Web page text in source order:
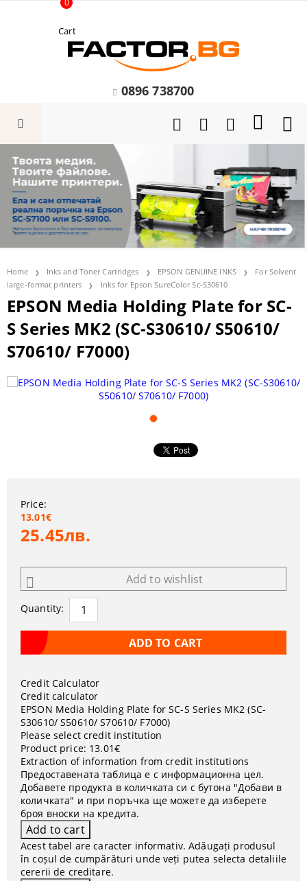
Cart
0
0896 738700
Home Inks and Toner Cartridges EPSON GENUINE INKS
For Solvent
large-format printers
Inks for Epson SureColor Sc-S30610
EPSON Media Holding Plate for SC-
S Series MK2 (SC-S30610/ S50610/
S70610/ F7000)
Price:
13.01€
25.45лв.
Add to wishlist
Quantity:
Credit Calculator
Credit calculator
EPSON Media Holding Plate for SC-S Series MK2 (SC-
S30610/ S50610/ S70610/ F7000)
Please select credit institution
Product price: 13.01€
Extraction of information from credit institutions
Предоставената таблица е с информационна цел.
Добавете продукта в количката си с бутона "Добави в
количката" и при поръчка ще можете да изберете
броя вноски на кредита.
Acest tabel are caracter informativ. Adăugați produsul
în coșul de cumpărături unde veți putea selecta detaliile
cererii de creditare.